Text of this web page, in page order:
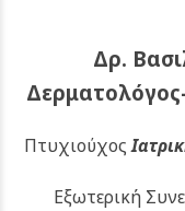
Δρ.
Πτυχιούχος
Εξωτερική